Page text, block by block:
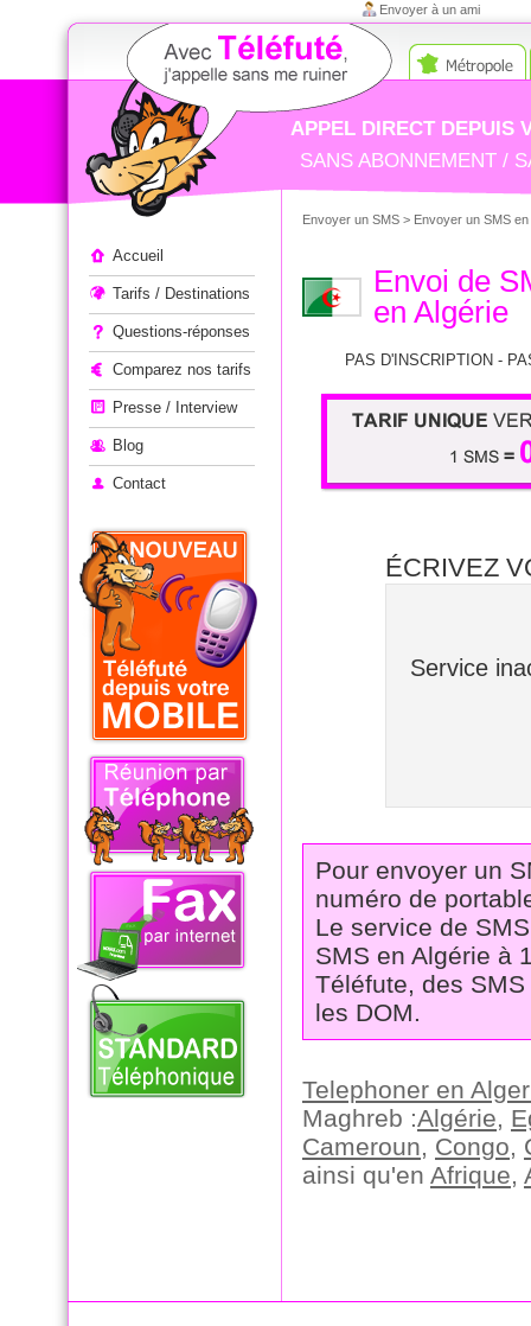
Envoyer un SMS > Envoyer un SMS en
Envoyer à un ami
APPEL DIRECT DEPUIS
SANS ABONNEMENT /
Accueil
Tarifs / Destinations
Questions-réponses
Comparez nos tarifs
Presse / Interview
Blog
Contact
Envoi de
en Algérie
PAS D'INSCRIPTION -
ÉCRIVEZ
Service
Pour envoyer un
numéro de
Le service de
SMS en Algérie à
Téléfute, des
les DOM.
Telephoner en
Maghreb :Algérie,
Cameroun, Congo,
ainsi qu'en Afrique,